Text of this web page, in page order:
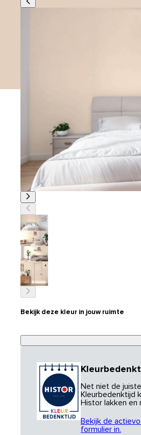
Bekijk deze kleur in jouw ruimte
Net niet de
Kleurbedenktijd
Histor lakken en
Bekijk de
formulier in.